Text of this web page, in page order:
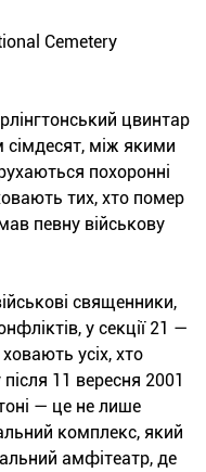
Cemetery
цвинтар
сімдесят, між якими
похоронні
тих, хто помер
певну військову
священники,
у секції 21 —
усіх, хто
11 вересня 2001
— це не лише
комплекс, який
амфітеатр, де